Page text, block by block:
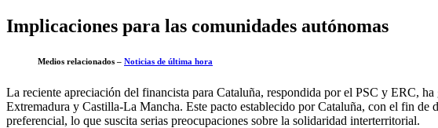
Implicaciones para las comunidades autónomas
Medios relacionados – Noticias de última hora
La reciente apreciación del financista para Cataluña, respondida por el PSC y ERC,
Extremadura y Castilla-La Mancha. Este pacto establecido por Cataluña, con el fin
preferencial, lo que suscita serias preocupaciones sobre la solidaridad interterritorial.